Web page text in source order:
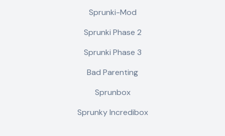
Sprunki-Mod
Sprunki Phase 2
Sprunki Phase 3
Bad Parenting
Sprunbox
Sprunky Incredibox